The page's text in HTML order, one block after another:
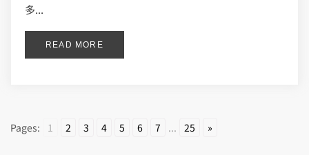
多...
READ MORE
Pages: 1 2 3 4 5 6 7 ... 25 »